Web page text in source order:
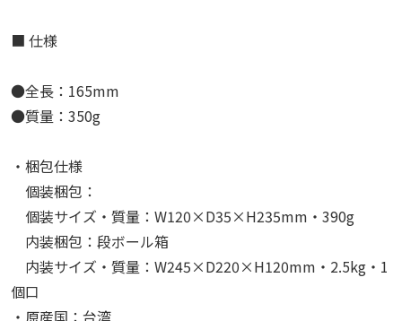
■ 仕様
●全長：165mm
●質量：350g
・梱包仕様
個装梱包：
個装サイズ・質量：W120×D35×H235mm・390g
内装梱包：段ボール箱
内装サイズ・質量：W245×D220×H120mm・2.5kg・1
個口
・原産国：台湾